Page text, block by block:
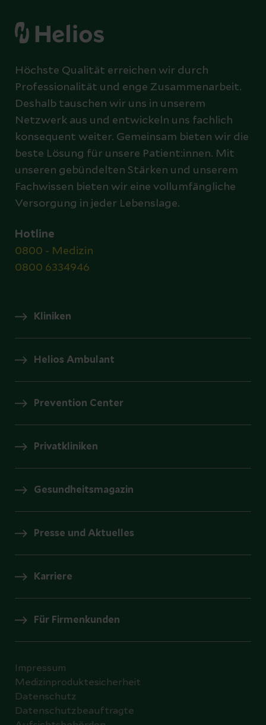
Höchste Qualität erreichen wir durch
Professionalität und enge Zusammenarbeit.
Deshalb tauschen wir uns in unserem
Netzwerk aus und entwickeln uns fachlich
konsequent weiter. Gemeinsam bieten wir die
beste Lösung für unsere Patient:innen. Mit
unseren gebündelten Stärken und unserem
Fachwissen bieten wir eine vollumfängliche
Versorgung in jeder Lebenslage.
Hotline
0800 - Medizin
0800 6334946
Kliniken
Helios Ambulant
Prevention Center
Privatkliniken
Gesundheitsmagazin
Presse und Aktuelles
Karriere
Für Firmenkunden
Impressum
Medizinproduktesicherheit
Datenschutz
Datenschutzbeauftragte